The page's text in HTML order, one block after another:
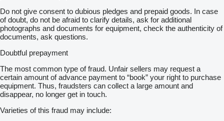
Do not give consent to dubious pledges and prepaid goods. In case
of doubt, do not be afraid to clarify details, ask for additional
photographs and documents for equipment, check the authenticity of
documents, ask questions.
Doubtful prepayment
The most common type of fraud. Unfair sellers may request a
certain amount of advance payment to “book” your right to purchase
equipment. Thus, fraudsters can collect a large amount and
disappear, no longer get in touch.
Varieties of this fraud may include: